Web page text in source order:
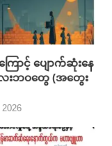
ြောင့် ပျောက်ဆုံးနေ
းဘဝတွေ (အတွေး